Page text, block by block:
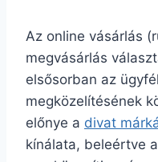
Az online vásárlás
megvásárlás
elsősorban az
megközelítésének
előnye a divat
kínálata, beleértve